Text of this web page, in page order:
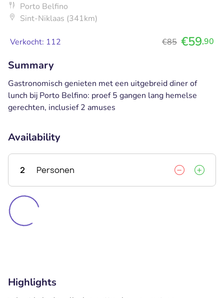
Porto Belfino
Sint-Niklaas (341km)
Verkocht: 112 €85 €59,90
Summary
Gastronomisch genieten met een uitgebreid diner of
lunch bij Porto Belfino: proef 5 gangen lang hemelse
gerechten, inclusief 2 amuses
Availability
2 Personen
Highlights